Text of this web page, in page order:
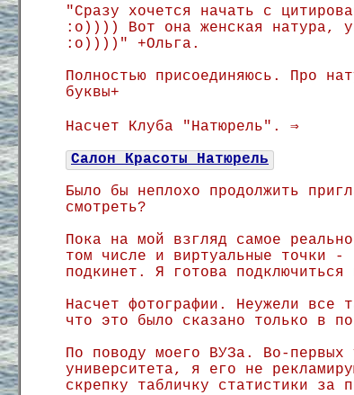
"Сразу хочется начать с
:о)))) Вот она женская натура,
:о))))" +Ольга.
Полностью присоединяюсь. Про
буквы+
Насчет Клуба "Натюрель". ⇒
Салон Красоты Натюрель
Было бы неплохо продолжить
смотреть?
Пока на мой взгляд самое
том числе и виртуальные точки
подкинет. Я готова
Насчет фотографии. Неужели
что это было сказано только в
По поводу моего ВУЗа. Во-
университета, я его не
скрепку табличку статистики за